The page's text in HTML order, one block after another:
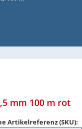
mm 100 m rot
Artikelreferenz (SKU):